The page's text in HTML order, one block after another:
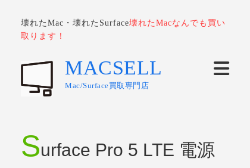
壊れたMac・壊れたSurface壊れたMacなんでも買い
取ります！
MACSELL
Mac/Surface買取専門店
Surface Pro 5 LTE 電源